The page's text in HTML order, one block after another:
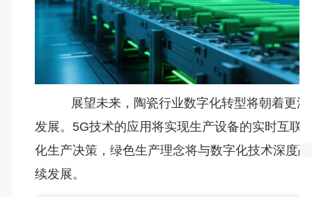
展望未来，陶瓷行业数字化转型将朝着更深
发展。5G技术的应用将实现生产设备的实时互联
化生产决策，绿色生产理念将与数字化技术深度
续发展。